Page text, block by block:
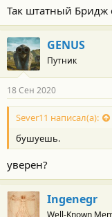
Так штатный Бридж
GENUS
Путник
18 Сен 2020
Sever11 написал(а):
бушуешь.
уверен?
Ingenegr
Well-Known